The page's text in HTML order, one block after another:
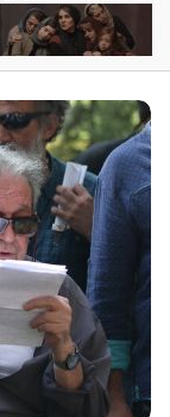
ب
ا
ک
س
آ
ف
ی
س
ا
ی
ر
ا
ن